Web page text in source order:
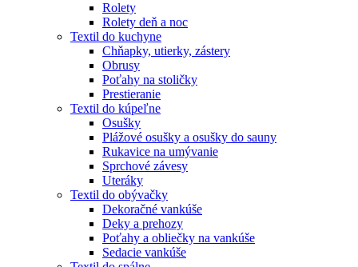
Rolety
Rolety deň a noc
Textil do kuchyne
Chňapky, utierky, zástery
Obrusy
Poťahy na stoličky
Prestieranie
Textil do kúpeľne
Osušky
Plážové osušky a osušky do sauny
Rukavice na umývanie
Sprchové závesy
Uteráky
Textil do obývačky
Dekoračné vankúše
Deky a prehozy
Poťahy a obliečky na vankúše
Sedacie vankúše